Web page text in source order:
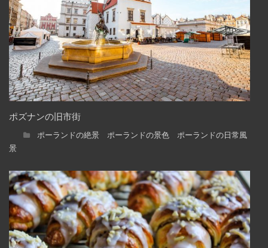
ポズナンの旧市街
ポーランドの絶景 ポーランドの景色 ポーランドの日常風
景